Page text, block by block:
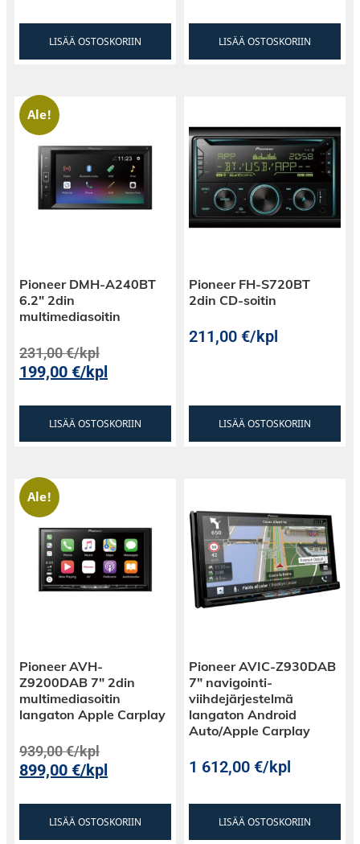
LISÄÄ OSTOSKORIIN LISÄÄ OSTOSKORIIN
Ale!
Pioneer DMH-A240BT
6.2″ 2din
multimediasoitin
231,00€/kpl
199,00€/kpl
LISÄÄ OSTOSKORIIN
Pioneer FH-S720BT
2din CD-soitin
211,00€/kpl
LISÄÄ OSTOSKORIIN
Ale!
Pioneer AVH-
Z9200DAB 7″ 2din
multimediasoitin
langaton Apple Carplay
939,00€/kpl
899,00€/kpl
LISÄÄ OSTOSKORIIN
Pioneer AVIC-Z930DAB
7″ navigointi-
viihdejärjestelmä
langaton Android
Auto/Apple Carplay
1 612,00€/kpl
LISÄÄ OSTOSKORIIN